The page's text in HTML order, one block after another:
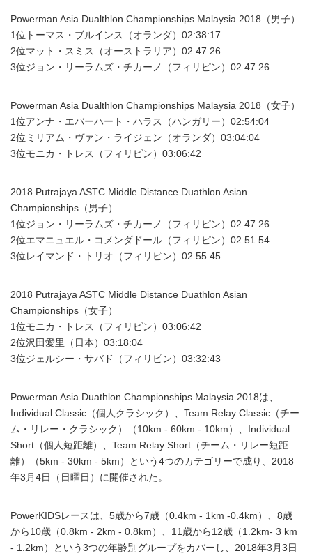
Powerman Asia Dualthlon Championships Malaysia 2018（男子）
1位トーマス・ブルインス（オランダ）02:38:17
2位マット・スミス（オーストラリア）02:47:26
3位ジョン・リーラムズ・チカーノ（フィリピン）02:47:26
Powerman Asia Dualthlon Championships Malaysia 2018（女子）
1位アンナ・エバーハート・ハラス（ハンガリー）02:54:04
2位ミリアム・ヴァン・ライジェン（オランダ）03:04:04
3位モニカ・トレス（フィリピン）03:06:42
2018 Putrajaya ASTC Middle Distance Duathlon Asian
Championships（男子）
1位ジョン・リーラムズ・チカーノ（フィリピン）02:47:26
2位エマニュエル・コメンダドール（フィリピン）02:51:54
3位レイマンド・トリオ（フィリピン）02:55:45
2018 Putrajaya ASTC Middle Distance Duathlon Asian
Championships（女子）
1位モニカ・トレス（フィリピン）03:06:42
2位沢田愛里（日本）03:18:04
3位ジェルシー・サバド（フィリピン）03:32:43
Powerman Asia Duathlon Championships Malaysia 2018は、
Individual Classic（個人クラシック）、Team Relay Classic（チー
ム・リレー・クラシック）（10km - 60km - 10km）、Individual
Short（個人短距離）、Team Relay Short（チーム・リレー短距
離）（5km - 30km - 5km）という4つのカテゴリーで成り、2018
年3月4日（日曜日）に開催された。
PowerKIDSレースは、5歳から7歳（0.4km - 1km -0.4km）、8歳
から10歳（0.8km - 2km - 0.8km）、11歳から12歳（1.2km- 3 km
- 1.2km）という3つの年齢別グループをカバーし、2018年3月3日